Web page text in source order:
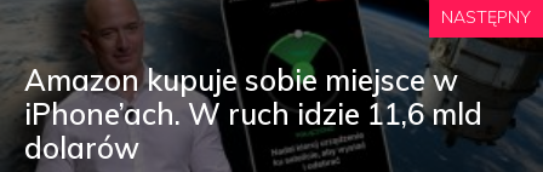
NASTĘPNY
Amazon kupuje sobie miejsce w
iPhone’ach. W ruch idzie 11,6 mld
dolarów